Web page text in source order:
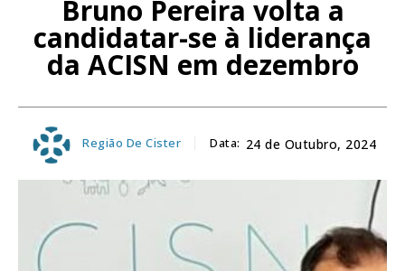
Bruno Pereira volta a
candidatar-se à liderança
da ACISN em dezembro
Região De Cister Data: 24 de Outubro, 2024